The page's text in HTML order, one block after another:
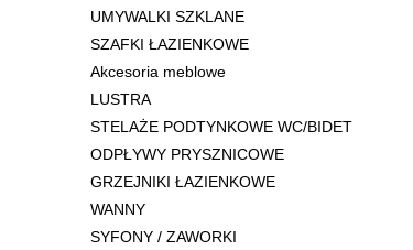
UMYWALKI SZKLANE
SZAFKI ŁAZIENKOWE
Akcesoria meblowe
LUSTRA
STELAŻE PODTYNKOWE WC/BIDET
ODPŁYWY PRYSZNICOWE
GRZEJNIKI ŁAZIENKOWE
WANNY
SYFONY / ZAWORKI